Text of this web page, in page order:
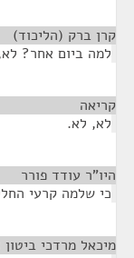
קרן ברק (הליכוד)
למה ביום אחר?
קריאה
לא, לא.
היו"ר עודד פורר
כי שלמה קרעי
מיכאל מרדכי